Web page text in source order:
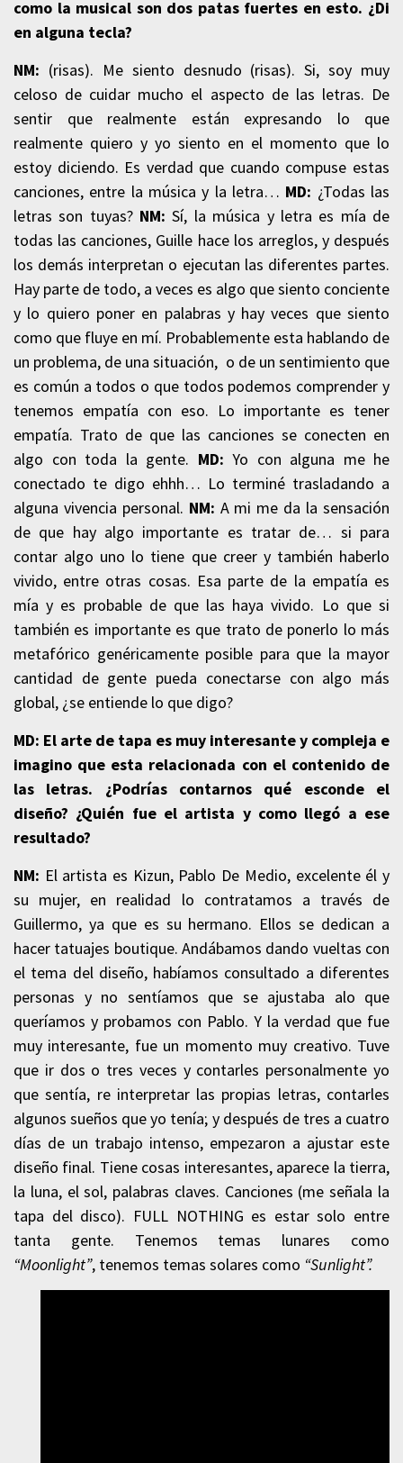
como la musical son dos patas fuertes en esto. ¿Di
en alguna tecla?
NM: (risas). Me siento desnudo (risas). Si, soy muy
celoso de cuidar mucho el aspecto de las letras. De
sentir que realmente están expresando lo que
realmente quiero y yo siento en el momento que lo
estoy diciendo. Es verdad que cuando compuse estas
canciones, entre la música y la letra… MD: ¿Todas las
letras son tuyas? NM: Sí, la música y letra es mía de
todas las canciones, Guille hace los arreglos, y después
los demás interpretan o ejecutan las diferentes partes.
Hay parte de todo, a veces es algo que siento conciente
y lo quiero poner en palabras y hay veces que siento
como que fluye en mí. Probablemente esta hablando de
un problema, de una situación, o de un sentimiento que
es común a todos o que todos podemos comprender y
tenemos empatía con eso. Lo importante es tener
empatía. Trato de que las canciones se conecten en
algo con toda la gente. MD: Yo con alguna me he
conectado te digo ehhh… Lo terminé trasladando a
alguna vivencia personal. NM: A mi me da la sensación
de que hay algo importante es tratar de… si para
contar algo uno lo tiene que creer y también haberlo
vivido, entre otras cosas. Esa parte de la empatía es
mía y es probable de que las haya vivido. Lo que si
también es importante es que trato de ponerlo lo más
metafórico genéricamente posible para que la mayor
cantidad de gente pueda conectarse con algo más
global, ¿se entiende lo que digo?
MD: El arte de tapa es muy interesante y compleja e
imagino que esta relacionada con el contenido de
las letras. ¿Podrías contarnos qué esconde el
diseño? ¿Quién fue el artista y como llegó a ese
resultado?
NM: El artista es Kizun, Pablo De Medio, excelente él y
su mujer, en realidad lo contratamos a través de
Guillermo, ya que es su hermano. Ellos se dedican a
hacer tatuajes boutique. Andábamos dando vueltas con
el tema del diseño, habíamos consultado a diferentes
personas y no sentíamos que se ajustaba alo que
queríamos y probamos con Pablo. Y la verdad que fue
muy interesante, fue un momento muy creativo. Tuve
que ir dos o tres veces y contarles personalmente yo
que sentía, re interpretar las propias letras, contarles
algunos sueños que yo tenía; y después de tres a cuatro
días de un trabajo intenso, empezaron a ajustar este
diseño final. Tiene cosas interesantes, aparece la tierra,
la luna, el sol, palabras claves. Canciones (me señala la
tapa del disco). FULL NOTHING es estar solo entre
tanta gente. Tenemos temas lunares como
“Moonlight”, tenemos temas solares como “Sunlight”.